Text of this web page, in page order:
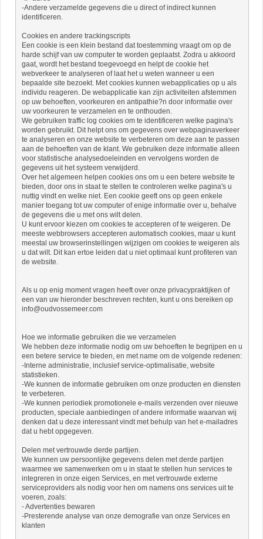
-Andere verzamelde gegevens die u direct of indirect kunnen
identificeren.
Cookies en andere trackingscripts
Een cookie is een klein bestand dat toestemming vraagt ​​om op de
harde schijf van uw computer te worden geplaatst. Zodra u akkoord
gaat, wordt het bestand toegevoegd en helpt de cookie het
webverkeer te analyseren of laat het u weten wanneer u een
bepaalde site bezoekt. Met cookies kunnen webapplicaties op u als
individu reageren. De webapplicatie kan zijn activiteiten afstemmen
op uw behoeften, voorkeuren en antipathie?n door informatie over
uw voorkeuren te verzamelen en te onthouden.
We gebruiken traffic log cookies om te identificeren welke pagina's
worden gebruikt. Dit helpt ons om gegevens over webpaginaverkeer
te analyseren en onze website te verbeteren om deze aan te passen
aan de behoeften van de klant. We gebruiken deze informatie alleen
voor statistische analysedoeleinden en vervolgens worden de
gegevens uit het systeem verwijderd.
Over het algemeen helpen cookies ons om u een betere website te
bieden, door ons in staat te stellen te controleren welke pagina's u
nuttig vindt en welke niet. Een cookie geeft ons op geen enkele
manier toegang tot uw computer of enige informatie over u, behalve
de gegevens die u met ons wilt delen.
U kunt ervoor kiezen om cookies te accepteren of te weigeren. De
meeste webbrowsers accepteren automatisch cookies, maar u kunt
meestal uw browserinstellingen wijzigen om cookies te weigeren als
u dat wilt. Dit kan ertoe leiden dat u niet optimaal kunt profiteren van
de website.
Als u op enig moment vragen heeft over onze privacypraktijken of
een van uw hieronder beschreven rechten, kunt u ons bereiken op
info@oudvossemeer.com
Hoe we informatie gebruiken die we verzamelen
We hebben deze informatie nodig om uw behoeften te begrijpen en u
een betere service te bieden, en met name om de volgende redenen:
-Interne administratie, inclusief service-optimalisatie, website
statistieken.
-We kunnen de informatie gebruiken om onze producten en diensten
te verbeteren.
-We kunnen periodiek promotionele e-mails verzenden over nieuwe
producten, speciale aanbiedingen of andere informatie waarvan wij
denken dat u deze interessant vindt met behulp van het e-mailadres
dat u hebt opgegeven.
Delen met vertrouwde derde partijen.
We kunnen uw persoonlijke gegevens delen met derde partijen
waarmee we samenwerken om u in staat te stellen hun services te
integreren in onze eigen Services, en met vertrouwde externe
serviceproviders als nodig voor hen om namens ons services uit te
voeren, zoals:
- Advertenties bewaren
-Presterende analyse van onze demografie van onze Services en
klanten